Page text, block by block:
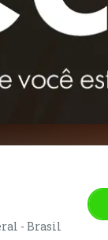
- Brasil